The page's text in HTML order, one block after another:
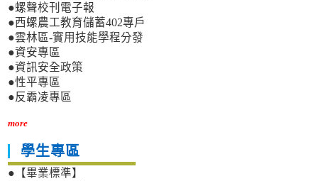
●螺聲校刊電子報
●西螺農工教育儲蓄402專戶
●雲林區-實用技能學程分發
●資安專區
●資訊安全政策
●性平專區
●反霸凌專區
more
學生專區
●【畢業標準】